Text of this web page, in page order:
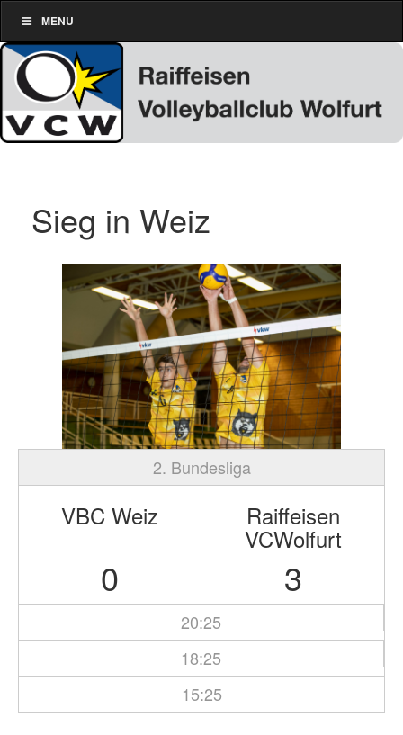
MENU
Sieg in Weiz
2. Bundesliga
VBC Weiz Raiffeisen
VCWolfurt
0 3
20:25
18:25
15:25